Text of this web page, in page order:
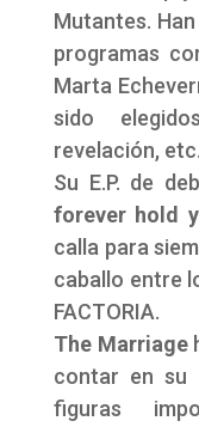
Mutantes.
programas
Marta
sido
revelación, etc.
Su E.P. de
forever hold
calla para
caballo entre
FACTORIA.
The Marriage
contar en su
figuras